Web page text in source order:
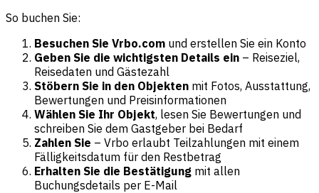
So buchen Sie:
Besuchen Sie Vrbo.com und erstellen Sie ein Konto
Geben Sie die wichtigsten Details ein – Reiseziel,
Reisedaten und Gästezahl
Stöbern Sie in den Objekten mit Fotos, Ausstattung,
Bewertungen und Preisinformationen
Wählen Sie Ihr Objekt, lesen Sie Bewertungen und
schreiben Sie dem Gastgeber bei Bedarf
Zahlen Sie – Vrbo erlaubt Teilzahlungen mit einem
Fälligkeitsdatum für den Restbetrag
Erhalten Sie die Bestätigung mit allen
Buchungsdetails per E-Mail